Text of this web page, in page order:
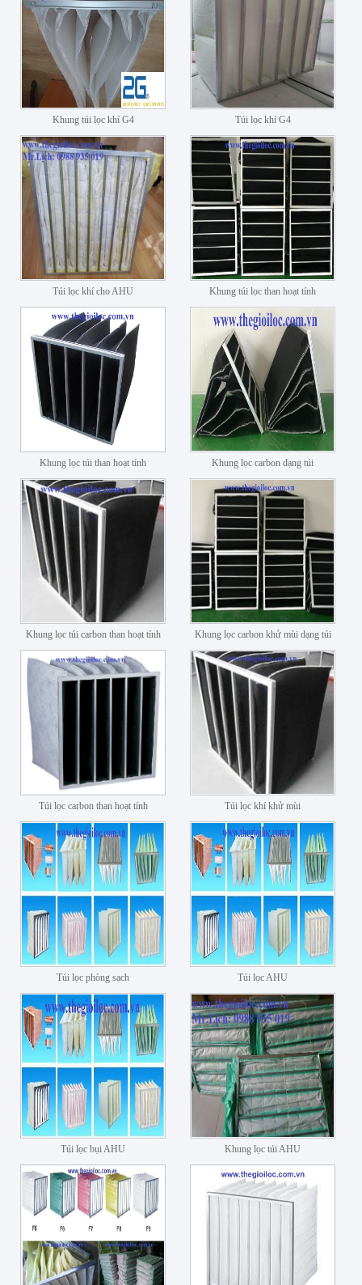
Khung túi lọc khí G4 Túi lọc khí G4
Túi lọc khí cho AHU Khung túi lọc than hoạt tính
Khung lọc túi than hoạt tính Khung lọc carbon dạng túi
Khung lọc túi carbon than hoạt tính Khung lọc carbon khử mùi dạng túi
Túi lọc carbon than hoạt tính Túi lọc khí khử mùi
Túi lọc phòng sạch Túi lọc AHU
Túi lọc bụi AHU Khung lọc túi AHU